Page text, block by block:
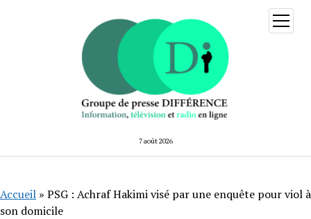
7 août 2026
ouvrir
menu
Accueil » PSG : Achraf Hakimi visé par une enquête pour viol à
son domicile